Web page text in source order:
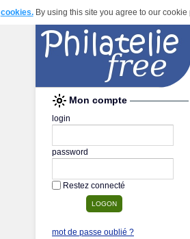
cookies.By using this site you agree to our cookie
Mon compte
login
password
Restez connecté
mot de passe oublié ?